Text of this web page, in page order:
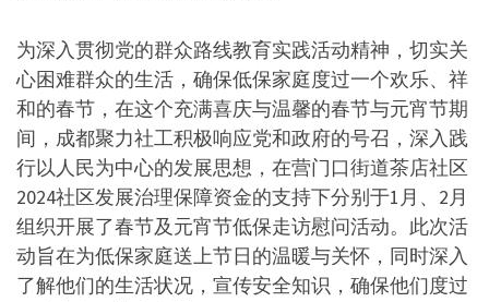
为深入贯彻党的群众路线教育实践活动精神，切实关
心困难群众的生活，确保低保家庭度过一个欢乐、祥
和的春节，在这个充满喜庆与温馨的春节与元宵节期
间，成都聚力社工积极响应党和政府的号召，深入践
行以人民为中心的发展思想，在营门口街道茶店社区
2024社区发展治理保障资金的支持下分别于1月、2月
组织开展了春节及元宵节低保走访慰问活动。此次活
动旨在为低保家庭送上节日的温暖与关怀，同时深入
了解他们的生活状况，宣传安全知识，确保他们度过